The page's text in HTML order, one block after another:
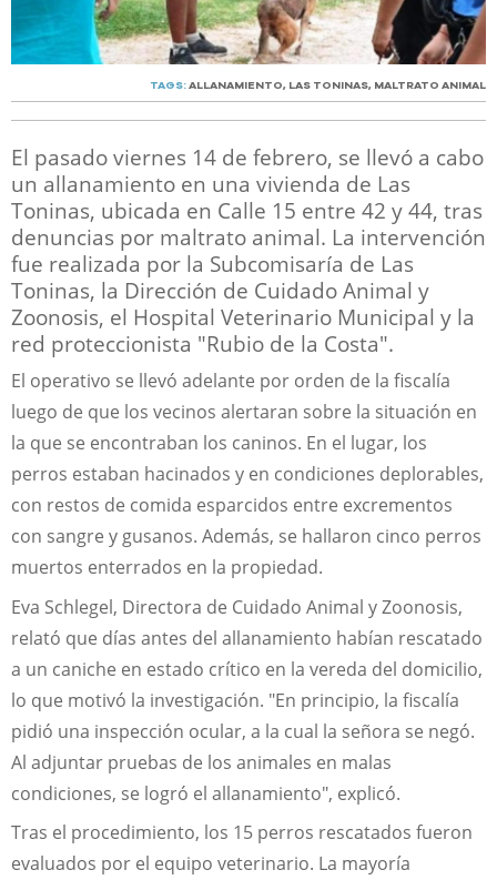
TAGS: ALLANAMIENTO, LAS TONINAS, MALTRATO ANIMAL
El pasado viernes 14 de febrero, se llevó a cabo
un allanamiento en una vivienda de Las
Toninas, ubicada en Calle 15 entre 42 y 44, tras
denuncias por maltrato animal. La intervención
fue realizada por la Subcomisaría de Las
Toninas, la Dirección de Cuidado Animal y
Zoonosis, el Hospital Veterinario Municipal y la
red proteccionista "Rubio de la Costa".
El operativo se llevó adelante por orden de la fiscalía
luego de que los vecinos alertaran sobre la situación en
la que se encontraban los caninos. En el lugar, los
perros estaban hacinados y en condiciones deplorables,
con restos de comida esparcidos entre excrementos
con sangre y gusanos. Además, se hallaron cinco perros
muertos enterrados en la propiedad.
Eva Schlegel, Directora de Cuidado Animal y Zoonosis,
relató que días antes del allanamiento habían rescatado
a un caniche en estado crítico en la vereda del domicilio,
lo que motivó la investigación. "En principio, la fiscalía
pidió una inspección ocular, a la cual la señora se negó.
Al adjuntar pruebas de los animales en malas
condiciones, se logró el allanamiento", explicó.
Tras el procedimiento, los 15 perros rescatados fueron
evaluados por el equipo veterinario. La mayoría